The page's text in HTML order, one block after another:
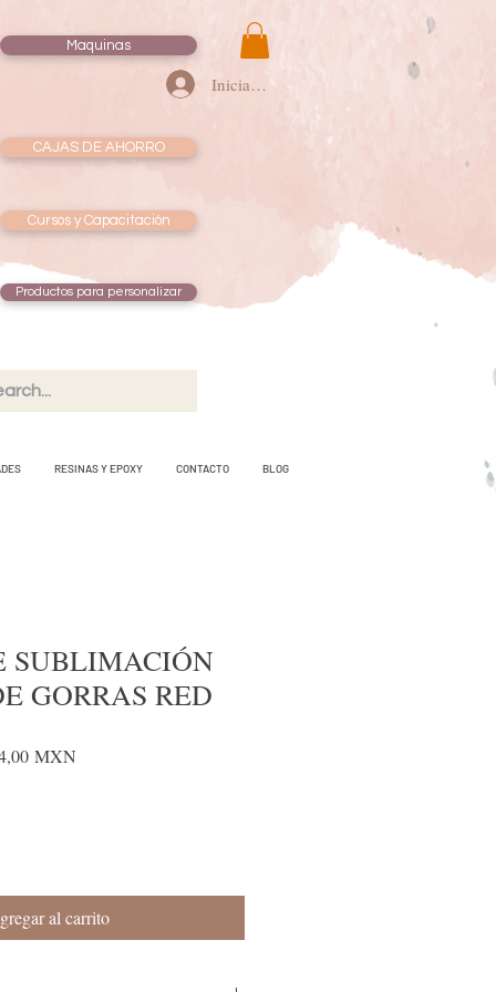
Maquinas
Iniciar sesión
CAJAS DE AHORRO
Cursos y Capacitación
Productos para personalizar
RESINAS Y EPOXY CONTACTO BLOG
SUBLIMACIÓN
GORRAS RED
MXN
al carrito